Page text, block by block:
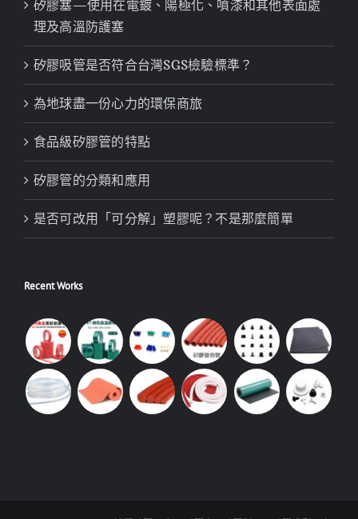
矽膠塞—使用在電鍍、陽極化、噴漆和其他表面處
理及高溫防護塞
矽膠吸管是否符合台灣SGS檢驗標準？
為地球盡一份心力的環保商旅
食品級矽膠管的特點
矽膠管的分類和應用
是否可改用「可分解」塑膠呢？不是那麼簡單
Recent Works